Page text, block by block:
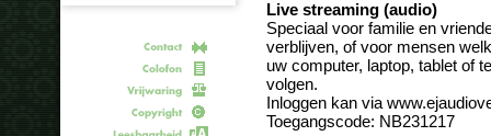
Live streaming (audio)
Speciaal voor familie en
verblijven, of voor mensen
uw computer, laptop, tablet of
volgen.
Inloggen kan via
Toegangscode: NB231217